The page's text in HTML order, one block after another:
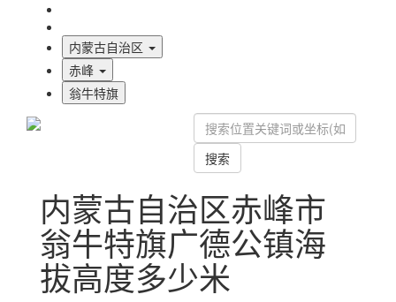
内蒙古自治区
赤峰
翁牛特旗
搜索
内蒙古自治区赤峰市
翁牛特旗广德公镇海
拔高度多少米